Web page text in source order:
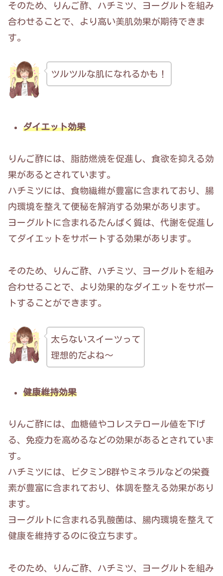
そのため、りんご酢、ハチミツ、ヨーグルトを組み
合わせることで、より高い美肌効果が期待できま
す。
ツルツルな肌になれるかも！
ダイエット効果
りんご酢には、脂肪燃焼を促進し、食欲を抑える効
果があるとされています。
ハチミツには、食物繊維が豊富に含まれており、腸
内環境を整えて便秘を解消する効果があります。
ヨーグルトに含まれるたんぱく質は、代謝を促進し
てダイエットをサポートする効果があります。
そのため、りんご酢、ハチミツ、ヨーグルトを組み
合わせることで、より効果的なダイエットをサポー
トすることができます。
太らないスイーツって
理想的だよね～
健康維持効果
りんご酢には、血糖値やコレステロール値を下げ
る、免疫力を高めるなどの効果があるとされていま
す。
ハチミツには、ビタミンB群やミネラルなどの栄養
素が豊富に含まれており、体調を整える効果があり
ます。
ヨーグルトに含まれる乳酸菌は、腸内環境を整えて
健康を維持するのに役立ちます。
そのため、りんご酢、ハチミツ、ヨーグルトを組み